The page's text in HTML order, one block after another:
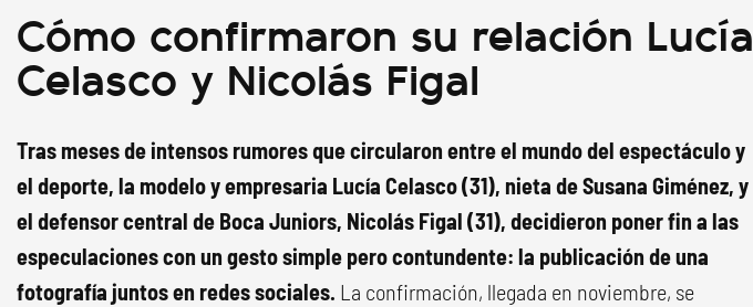
Cómo confirmaron su relación Lucía
Celasco y Nicolás Figal
Tras meses de intensos rumores que circularon entre el mundo del espectáculo y
el deporte, la modelo y empresaria Lucía Celasco (31), nieta de Susana Giménez, y
el defensor central de Boca Juniors, Nicolás Figal (31), decidieron poner fin a las
especulaciones con un gesto simple pero contundente: la publicación de una
fotografía juntos en redes sociales. La confirmación, llegada en noviembre, se